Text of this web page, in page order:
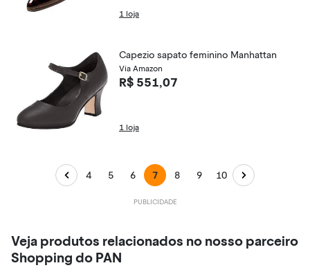
1 loja
Capezio sapato feminino Manhattan
Via Amazon
R$ 551,07
1 loja
4 5 6 7 8 9 10
Veja produtos relacionados no nosso parceiro
Shopping do PAN